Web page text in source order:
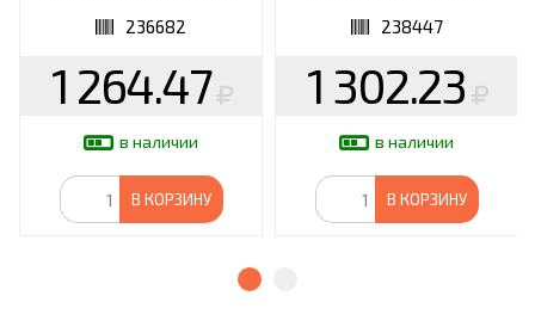
236682
1 264.47
в наличии
В КОРЗИНУ
238447
1 302.23
в наличии
В КОРЗИНУ